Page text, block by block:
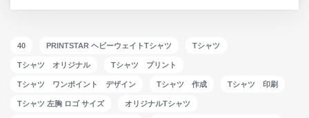
40 PRINTSTAR ヘビーウェイトTシャツ Tシャツ
Tシャツ オリジナル Tシャツ プリント
Tシャツ ワンポイント デザイン Tシャツ 作成 Tシャツ 印刷
Tシャツ 左胸 ロゴ サイズ オリジナルTシャツ